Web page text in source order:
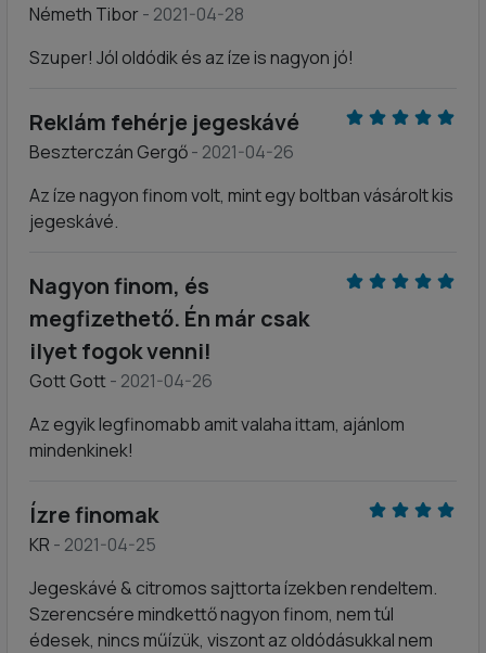
Németh Tibor- 2021-04-28
Szuper! Jól oldódik és az íze is nagyon jó!
Reklám fehérje jegeskávé
Beszterczán Gergő- 2021-04-26
Az íze nagyon finom volt, mint egy boltban vásárolt kis
jegeskávé.
Nagyon finom, és
megfizethető. Én már csak
ilyet fogok venni!
Gott Gott- 2021-04-26
Az egyik legfinomabb amit valaha ittam, ajánlom
mindenkinek!
Ízre finomak
KR - 2021-04-25
Jegeskávé & citromos sajttorta ízekben rendeltem.
Szerencsére mindkettő nagyon finom, nem túl
édesek, nincs műízük, viszont az oldódásukkal nem